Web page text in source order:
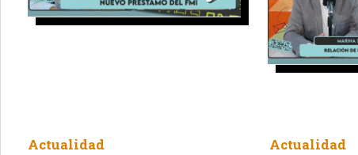
Actualidad Actualidad